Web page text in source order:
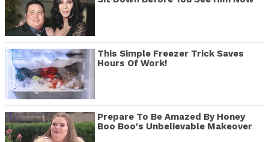
This Simple Freezer Trick Saves
Hours Of Work!
Prepare To Be Amazed By Honey
Boo Boo's Unbelievable Makeover